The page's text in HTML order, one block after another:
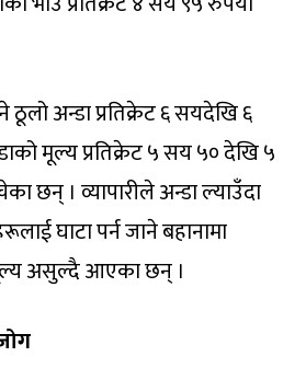
ठूलो अन्डा प्रतिक्रेट ६ सयदेखि ६
मूल्य प्रतिक्रेट ५ सय ५० देखि ५
छन् । व्यापारीले अन्डा ल्याउँदा
घाटा पर्न जाने बहानामा
असुल्दै आएका छन् ।